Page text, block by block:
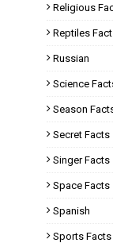
Religious
Reptiles
Russian
Science
Season
Secret Facts
Singer Facts
Space Facts
Spanish
Sports Facts